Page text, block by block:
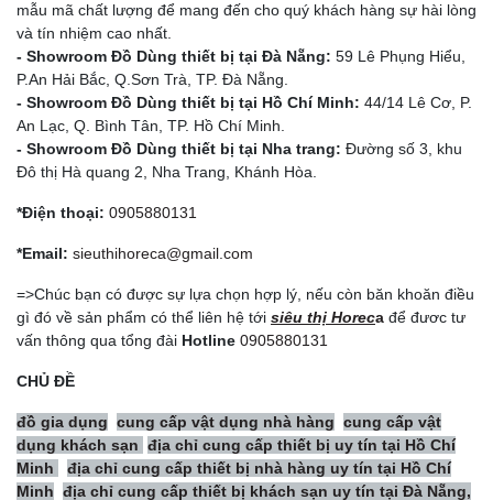
mẫu mã chất lượng để mang đến cho quý khách hàng sự hài lòng
và tín nhiệm cao nhất.
- Showroom Đồ Dùng thiết bị tại Đà Nẵng: 59 Lê Phụng Hiểu,
P.An Hải Bắc, Q.Sơn Trà, TP. Đà Nẵng.
- Showroom Đồ Dùng thiết bị tại Hồ Chí Minh: 44/14 Lê Cơ, P.
An Lạc, Q. Bình Tân, TP. Hồ Chí Minh.
- Showroom Đồ Dùng thiết bị tại Nha trang: Đường số 3, khu
Đô thị Hà quang 2, Nha Trang, Khánh Hòa.
*Điện thoại: 0905880131
*Email: sieuthihoreca@gmail.com
=>Chúc bạn có được sự lựa chọn hợp lý, nếu còn băn khoăn điều
gì đó về sản phẩm có thể liên hệ tới siêu thị Horeca để đươc tư
vấn thông qua tổng đài Hotline 0905880131
CHỦ ĐỀ
đồ gia dụng cung cấp vật dụng nhà hàng cung cấp vật
dụng khách sạn địa chỉ cung cấp thiết bị uy tín tại Hồ Chí
Minh
địa chỉ cung cấp thiết bị nhà hàng uy tín tại Hồ Chí
Minh địa chỉ cung cấp thiết bị khách sạn uy tín tại Đà Nẵng,